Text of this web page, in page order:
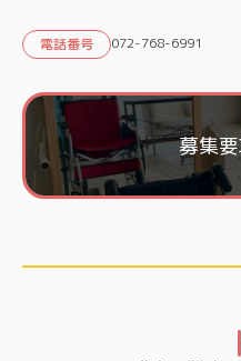
電話番号 072-768-6991
募集